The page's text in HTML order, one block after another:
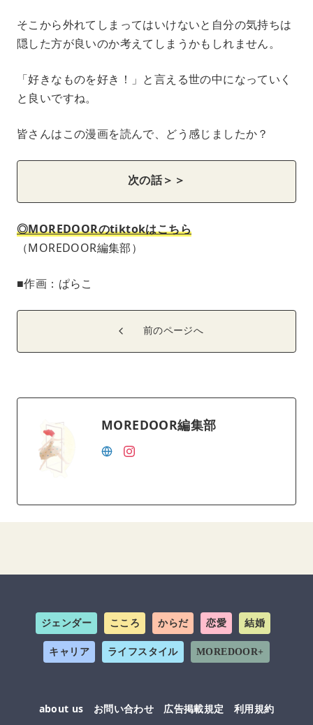
そこから外れてしまってはいけないと自分の気持ちは
隠した方が良いのか考えてしまうかもしれません。
「好きなものを好き！」と言える世の中になっていく
と良いですね。
皆さんはこの漫画を読んで、どう感じましたか？
次の話＞＞
◎MOREDOORのtiktokはこちら
（MOREDOOR編集部）
■作画：ぱらこ
前のページへ
MOREDOOR編集部
ジェンダー こころ からだ 恋愛 結婚
キャリア ライフスタイル MOREDOOR+
about us お問い合わせ 広告掲載規定 利用規約